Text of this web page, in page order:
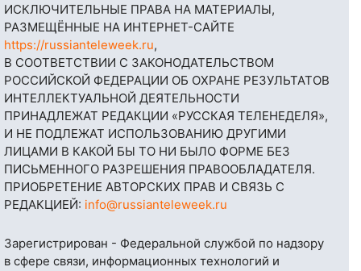
ИСКЛЮЧИТЕЛЬНЫЕ ПРАВА НА МАТЕРИАЛЫ,
РАЗМЕЩЁННЫЕ НА ИНТЕРНЕТ-САЙТЕ
https://russianteleweek.ru,
В СООТВЕТСТВИИ С ЗАКОНОДАТЕЛЬСТВОМ
РОССИЙСКОЙ ФЕДЕРАЦИИ ОБ ОХРАНЕ РЕЗУЛЬТАТОВ
ИНТЕЛЛЕКТУАЛЬНОЙ ДЕЯТЕЛЬНОСТИ
ПРИНАДЛЕЖАТ РЕДАКЦИИ «РУССКАЯ ТЕЛЕНЕДЕЛЯ»,
И НЕ ПОДЛЕЖАТ ИСПОЛЬЗОВАНИЮ ДРУГИМИ
ЛИЦАМИ В КАКОЙ БЫ ТО НИ БЫЛО ФОРМЕ БЕЗ
ПИСЬМЕННОГО РАЗРЕШЕНИЯ ПРАВООБЛАДАТЕЛЯ.
ПРИОБРЕТЕНИЕ АВТОРСКИХ ПРАВ И СВЯЗЬ С
РЕДАКЦИЕЙ: info@russianteleweek.ru
Зарегистрирован - Федеральной службой по надзору
в сфере связи, информационных технологий и